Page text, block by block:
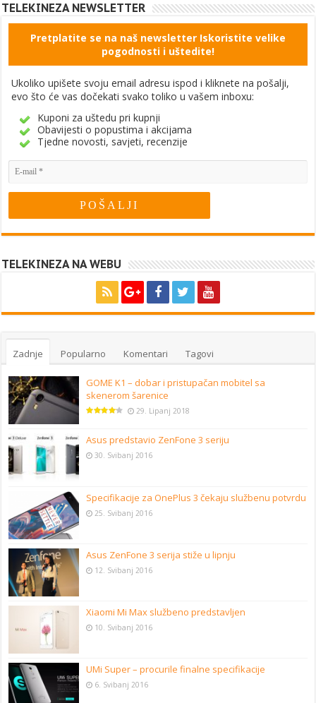
TELEKINEZA NEWSLETTER
Pretplatite se na naš newsletter Iskoristite velike
pogodnosti i uštedite!
Ukoliko upišete svoju email adresu ispod i kliknete na pošalji,
evo što će vas dočekati svako toliko u vašem inboxu:
Kuponi za uštedu pri kupnji
Obavijesti o popustima i akcijama
Tjedne novosti, savjeti, recenzije
TELEKINEZA NA WEBU
Zadnje Popularno Komentari Tagovi
GOME K1 – dobar i pristupačan mobitel sa
skenerom šarenice
29. Lipanj 2018
Asus predstavio ZenFone 3 seriju
30. Svibanj 2016
Specifikacije za OnePlus 3 čekaju službenu potvrdu
25. Svibanj 2016
Asus ZenFone 3 serija stiže u lipnju
12. Svibanj 2016
Xiaomi Mi Max službeno predstavljen
10. Svibanj 2016
UMi Super – procurile finalne specifikacije
6. Svibanj 2016